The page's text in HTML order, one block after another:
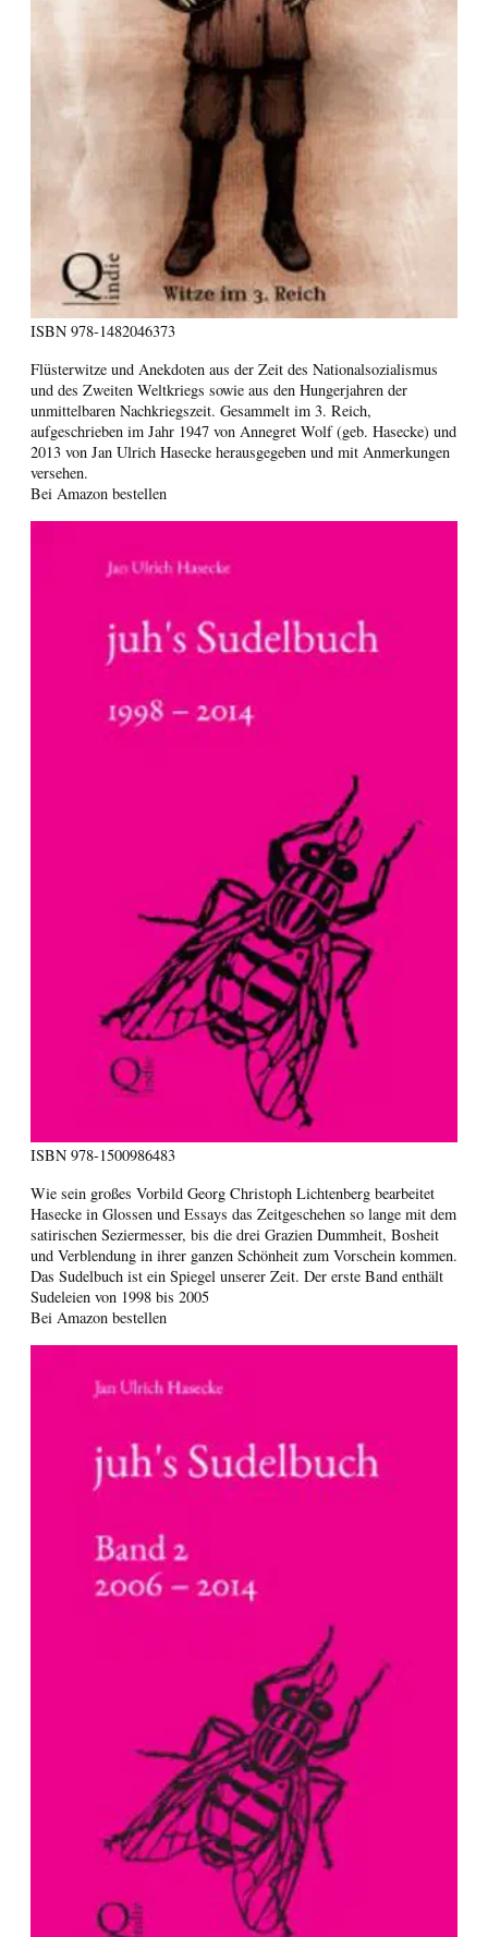
ISBN 978-1482046373
Flüsterwitze und Anekdoten aus der Zeit des Nationalsozialismus
und des Zweiten Weltkriegs sowie aus den Hungerjahren der
unmittelbaren Nachkriegszeit. Gesammelt im 3. Reich,
aufgeschrieben im Jahr 1947 von Annegret Wolf (geb. Hasecke) und
2013 von Jan Ulrich Hasecke herausgegeben und mit Anmerkungen
versehen.
Bei Amazon bestellen
ISBN 978-1500986483
Wie sein großes Vorbild Georg Christoph Lichtenberg bearbeitet
Hasecke in Glossen und Essays das Zeitgeschehen so lange mit dem
satirischen Seziermesser, bis die drei Grazien Dummheit, Bosheit
und Verblendung in ihrer ganzen Schönheit zum Vorschein kommen.
Das Sudelbuch ist ein Spiegel unserer Zeit. Der erste Band enthält
Sudeleien von 1998 bis 2005
Bei Amazon bestellen